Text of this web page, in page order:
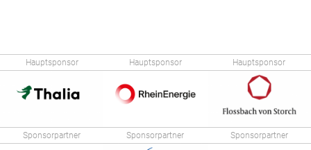
Hauptsponsor Hauptsponsor Hauptsponsor
Sponsorpartner Sponsorpartner Sponsorpartner